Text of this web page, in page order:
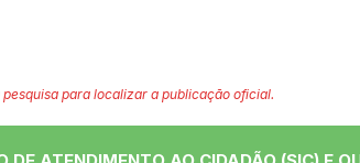
para localizar a publicação oficial.